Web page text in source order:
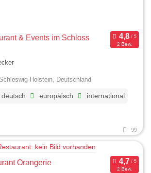
& Events im Schloss
2 Bew.
Holstein, Deutschland
deutsch europäisch international
99
Orangerie
2 Bew.